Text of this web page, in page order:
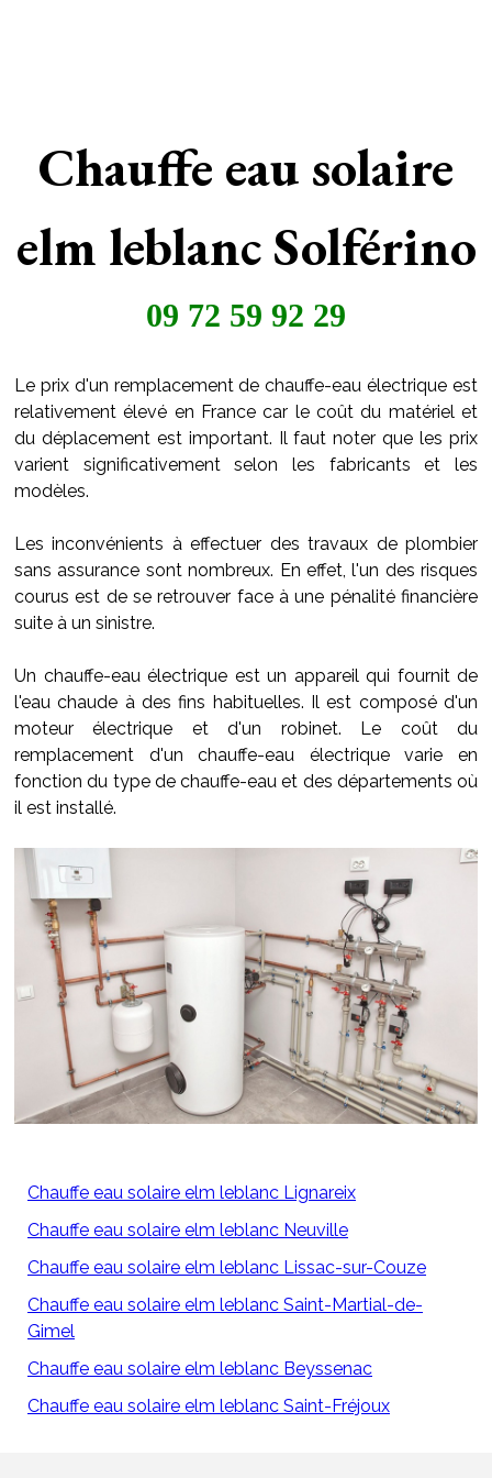
Chauffe eau solaire
elm leblanc Solférino
09 72 59 92 29
Le prix d'un remplacement de chauffe-eau électrique est
relativement élevé en France car le coût du matériel et
du déplacement est important. Il faut noter que les prix
varient significativement selon les fabricants et les
modèles.
Les inconvénients à effectuer des travaux de plombier
sans assurance sont nombreux. En effet, l'un des risques
courus est de se retrouver face à une pénalité financière
suite à un sinistre.
Un chauffe-eau électrique est un appareil qui fournit de
l'eau chaude à des fins habituelles. Il est composé d'un
moteur électrique et d'un robinet. Le coût du
remplacement d'un chauffe-eau électrique varie en
fonction du type de chauffe-eau et des départements où
il est installé.
Chauffe eau solaire elm leblanc Lignareix
Chauffe eau solaire elm leblanc Neuville
Chauffe eau solaire elm leblanc Lissac-sur-Couze
Chauffe eau solaire elm leblanc Saint-Martial-de-
Gimel
Chauffe eau solaire elm leblanc Beyssenac
Chauffe eau solaire elm leblanc Saint-Fréjoux